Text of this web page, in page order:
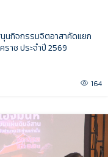
นกิจกรรมจิตอาสาคัดแยก
าช ประจำปี 2569
164